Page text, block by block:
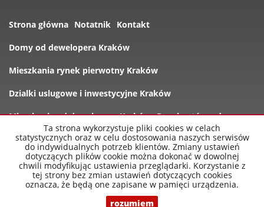
Strona główna Notatnik Kontakt
Domy od dewelopera Kraków
Mieszkania rynek pierwotny Kraków
Dzialki uslugowe i inwestycyjne Kraków
Mieszkania od dewelopera Kraków Rynek wtórny domy
Oferty
nowe-mieszkania-krakow.pl 2026 Program dla biur
Galactica Virgo
Ta strona wykorzystuje pliki cookies w celach
statystycznych oraz w celu dostosowania naszych serwisów
do indywidualnych potrzeb klientów. Zmiany ustawień
dotyczących plików cookie można dokonać w dowolnej
chwili modyfikując ustawienia przeglądarki. Korzystanie z
tej strony bez zmian ustawień dotyczących cookies
oznacza, że będą one zapisane w pamięci urządzenia.
rozumiem